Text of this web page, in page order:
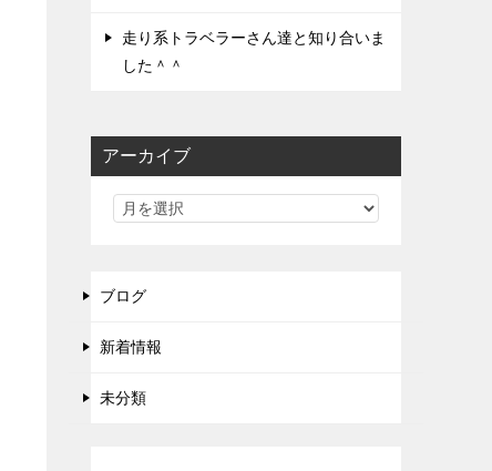
走り系トラベラーさん達と知り合いま
した＾＾
アーカイブ
ブログ
新着情報
未分類